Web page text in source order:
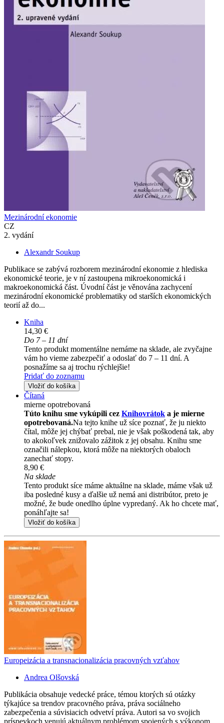
Mezinárodní ekonomie
CZ
2. vydání
Alexandr Soukup
Publikace se zabývá rozborem mezinárodní ekonomie z hlediska
ekonomické teorie, je v ní zastoupena mikroekonomická i
makroekonomická část. Úvodní část je věnována zachycení
mezinárodní ekonomické problematiky od starších ekonomických
teorií až do...
Kniha
14,30 €
Do 7 – 11 dní
Tento produkt momentálne nemáme na sklade, ale zvyčajne
vám ho vieme zabezpečiť a odoslať do 7 – 11 dní. A
posnažíme sa aj trochu rýchlejšie!
Pridať do zoznamu
Vložiť do košíka
Čítaná
mierne opotrebovaná
Túto knihu sme vykúpili cez Knihovrátok a je mierne
opotrebovaná.Na tejto knihe už síce poznať, že ju niekto
čítal, môže jej chýbať prebal, nie je však poškodená tak, aby
to akokoľvek znižovalo zážitok z jej obsahu. Knihu sme
označili nálepkou, ktorá môže na niektorých obaloch
zanechať stopy.
8,90 €
Na sklade
Tento produkt síce máme aktuálne na sklade, máme však už
iba posledné kusy a ďalšie už nemá ani distribútor, preto je
možné, že bude onedlho úplne vypredaný. Ak ho chcete mať,
ponáhľajte sa!
Vložiť do košíka
Europeizácia a transnacionalizácia pracovných vzťahov
Andrea Olšovská
Publikácia obsahuje vedecké práce, témou ktorých sú otázky
týkajúce sa trendov pracovného práva, práva sociálneho
zabezpečenia a súvisiacich odvetví práva. Autori sa vo svojich
príspevkoch venujú aktuálnym problémom spojených s výkonom